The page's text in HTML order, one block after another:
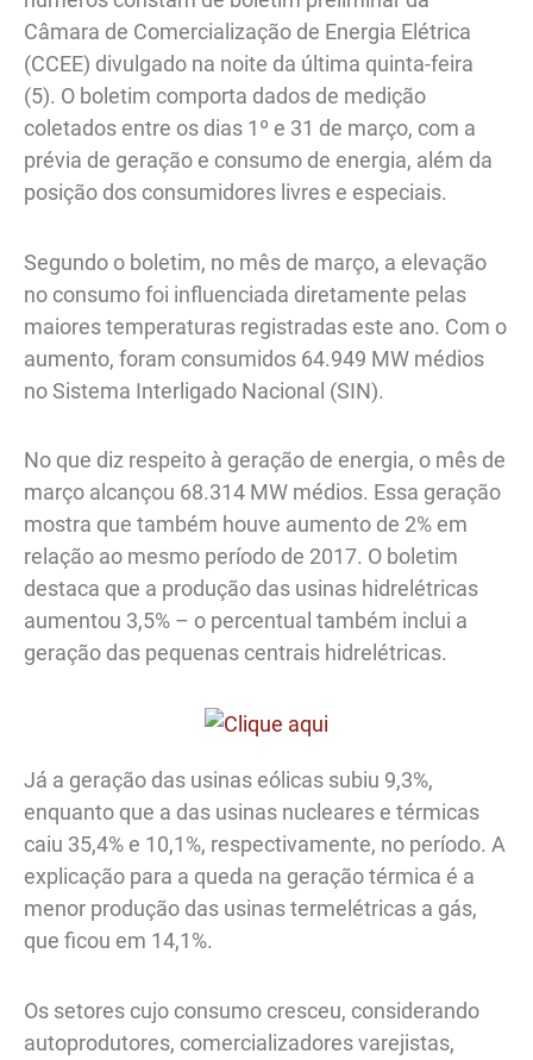
Câmara de Comercialização de Energia Elétrica
(CCEE) divulgado na noite da última quinta-feira
(5). O boletim comporta dados de medição
coletados entre os dias 1º e 31 de março, com a
prévia de geração e consumo de energia, além da
posição dos consumidores livres e especiais.
Segundo o boletim, no mês de março, a elevação
no consumo foi influenciada diretamente pelas
maiores temperaturas registradas este ano. Com o
aumento, foram consumidos 64.949 MW médios
no Sistema Interligado Nacional (SIN).
No que diz respeito à geração de energia, o mês de
março alcançou 68.314 MW médios. Essa geração
mostra que também houve aumento de 2% em
relação ao mesmo período de 2017. O boletim
destaca que a produção das usinas hidrelétricas
aumentou 3,5% – o percentual também inclui a
geração das pequenas centrais hidrelétricas.
Já a geração das usinas eólicas subiu 9,3%,
enquanto que a das usinas nucleares e térmicas
caiu 35,4% e 10,1%, respectivamente, no período. A
explicação para a queda na geração térmica é a
menor produção das usinas termelétricas a gás,
que ficou em 14,1%.
Os setores cujo consumo cresceu, considerando
autoprodutores, comercializadores varejistas,